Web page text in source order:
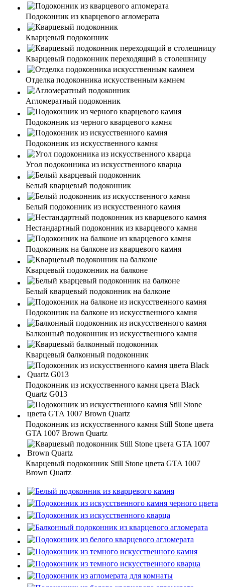
Подоконник из кварцевого агломерата
Кварцевый подоконник
Кварцевый подоконник переходящий в столешницу
Отделка подоконника искусственным камнем
Агломератный подоконник
Подоконник из черного кварцевого камня
Подоконник из искусственного камня
Угол подоконника из искусственного кварца
Белый кварцевый подоконник
Белый подоконник из искусственного камня
Нестандартный подоконник из кварцевого камня
Подоконник на балконе из кварцевого камня
Кварцевый подоконник на балконе
Белый кварцевый подоконник на балконе
Подоконник на балконе из искусственного камня
Балконный подоконник из искусственного камня
Кварцевый балконный подоконник
Подоконник из искусственного камня цвета Black
Quartz G013
Подоконник из искусственного камня Still Stone цвета
GTA 1007 Brown Quartz
Кварцевый подоконник Still Stone цвета GTA 1007
Brown Quartz